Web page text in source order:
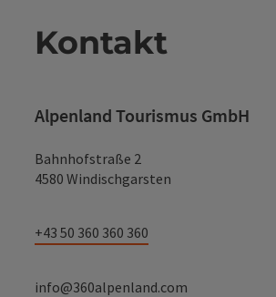
Kontakt
Alpenland Tourismus GmbH
Bahnhofstraße 2
4580 Windischgarsten
+43 50 360 360 360
info@360alpenland.com